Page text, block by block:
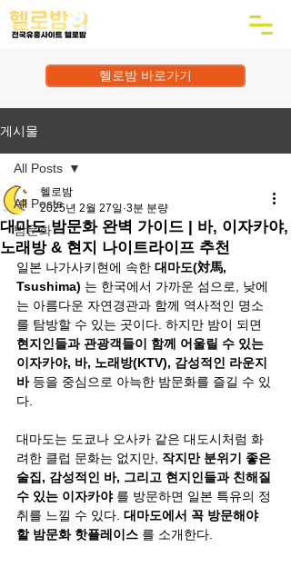
헬로밤 바로가기
게시물
All Posts
밤문화
All Posts
대마도 밤문화 완벽 가이드 | 바, 이자카야,
노래방 & 현지 나이트라이프 추천
헬로밤
2025년 2월 27일 3분 분량
일본 나가사키현에 속한 대마도(対馬,
Tsushima) 는 한국에서 가까운 섬으로, 낮에
는 아름다운 자연경관과 함께 역사적인 명소
를 탐방할 수 있는 곳이다. 하지만 밤이 되면
현지인들과 관광객들이 함께 어울릴 수 있는
이자카야, 바, 노래방(KTV), 감성적인 라운지
바 등을 중심으로 아늑한 밤문화를 즐길 수 있
다.
대마도는 도쿄나 오사카 같은 대도시처럼 화
려한 클럽 문화는 없지만, 작지만 분위기 좋은
술집, 감성적인 바, 그리고 현지인들과 친해질
수 있는 이자카야 를 방문하면 일본 특유의 정
취를 느낄 수 있다. 대마도에서 꼭 방문해야
할 밤문화 핫플레이스 를 소개한다.